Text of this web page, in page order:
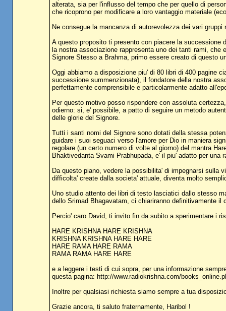
alterata, sia per l'influsso del tempo che per quello di
che ricoprono per modificare a loro vantaggio materiale
Ne consegue la mancanza di autorevolezza dei vari
A questo proposito ti presento con piacere la
la nostra associazione rappresenta uno dei tanti rami,
Signore Stesso a Brahma, primo essere creato di questo
Oggi abbiamo a disposizione piu' di 80 libri di 400 pagine
successione summenzionata), il fondatore della nostra
perfettamente comprensibile e particolarmente adatto
Per questo motivo posso rispondere con assoluta
odierno: si, e' possibile, a patto di seguire un metodo
delle glorie del Signore.
Tutti i santi nomi del Signore sono dotati della stessa
guidare i suoi seguaci verso l'amore per Dio in maniera
regolare (un certo numero di volte al giorno) del mantra
Bhaktivedanta Svami Prabhupada, e' il piu' adatto per una
Da questo piano, vedere la possibilita' di impegnarsi sulla
difficolta' create dalla societa' attuale, diventa molto
Uno studio attento dei libri di testo lasciatici dallo stesso
dello Srimad Bhagavatam, ci chiariranno definitivamente
Percio' caro David, ti invito fin da subito a sperimentare i
HARE KRISHNA HARE KRISHNA
KRISHNA KRISHNA HARE HARE
HARE RAMA HARE RAMA
RAMA RAMA HARE HARE
e a leggere i testi di cui sopra, per una informazione
questa pagina: http://www.radiokrishna.com/
Inoltre per qualsiasi richiesta siamo sempre a tua
Grazie ancora, ti saluto fraternamente, Haribol !